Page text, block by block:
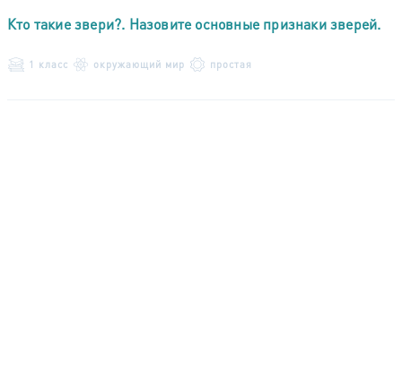
Кто такие звери?. Назовите основные признаки зверей.
1 класс окружающий мир простая